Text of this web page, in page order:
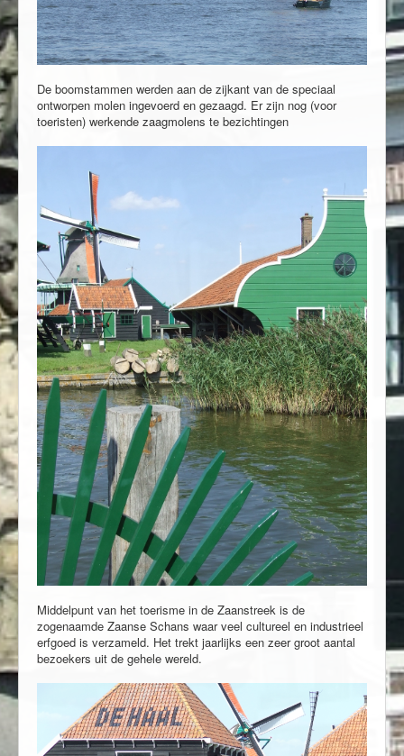
De boomstammen werden aan de zijkant van de speciaal
ontworpen molen ingevoerd en gezaagd. Er zijn nog (voor
toeristen) werkende zaagmolens te bezichtingen
Middelpunt van het toerisme in de Zaanstreek is de
zogenaamde Zaanse Schans waar veel cultureel en industrieel
erfgoed is verzameld. Het trekt jaarlijks een zeer groot aantal
bezoekers uit de gehele wereld.